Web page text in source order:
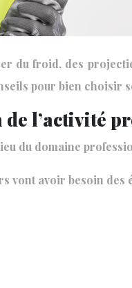
du froid, des
pour bien choisir
l’activité
du domaine
vont avoir besoin des